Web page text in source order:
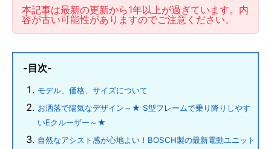
本記事は最新の更新から1年以上が過ぎています。内
容が古い可能性がありますのでご注意ください。
-目次-
モデル、価格、サイズについて
お洒落で陽気なデザイン～★ S型フレームで乗り降りしやす
いEクルーザー～★
自然なアシスト感が心地よい！BOSCH製の最新電動ユニット